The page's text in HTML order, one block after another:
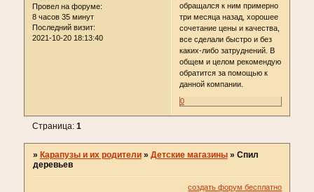
Провел на форуме:
8 часов 35 минут
Последний визит:
2021-10-20 18:13:40
обращался к ним примерно
три месяца назад, хорошее
сочетание цены и качества,
все сделали быстро и без
каких-либо затруднений. В
общем и целом рекомендую
обратится за помощью к
данной компании.
0
Страница: 1
» Карапузы и их родители » Детские магазины » Спил
деревьев
создать форум бесплатно